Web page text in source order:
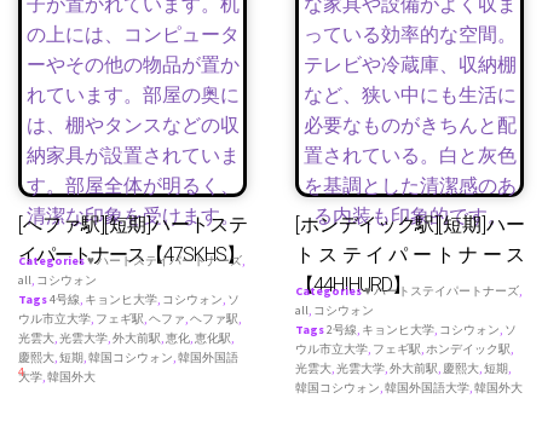
[へファ駅][短期]ハートステ
イパートナース【47SKHS】
Categories♥ ハートステイパートナーズ,
all, コシウォン
Tags4号線, キョンヒ大学, コシウォン, ソ
ウル市立大学, フェギ駅,ヘファ,ヘファ駅,
光雲大,光雲大学,外大前駅,恵化,恵化駅,
慶熙大,短期,韓国コシウォン,韓国外国語
大学,韓国外大
4
[ホンデイック駅][短期]ハー
トステイパートナース
【44HIHURD】
Categories♥ ハートステイパートナーズ,
all, コシウォン
Tags2号線, キョンヒ大学, コシウォン, ソ
ウル市立大学, フェギ駅,ホンデイック駅,
光雲大,光雲大学,外大前駅, 慶熙大,短期,
韓国コシウォン,韓国外国語大学,韓国外大